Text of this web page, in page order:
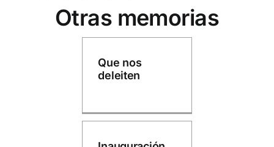
Otras memorias
Que nos
deleiten